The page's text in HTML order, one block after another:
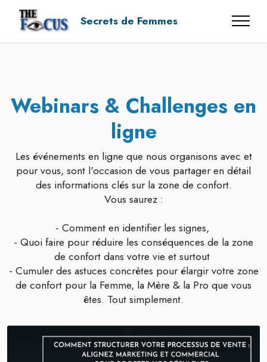
Secrets de Femmes
Webinars & Challenges en
ligne
Les événements en ligne que nous organisons avec et
pour vous, sont l'occasion de vous partager en détail
des informations clés sur la zone de confort.
Vous saurez :
- Comment en identifier les signes,
- Quoi faire pour réduire les conséquences de la zone
de confort dans votre vie et surtout
- Cumuler des astuces concrètes pour élargir votre zone
de confort pour la Femme, la Mère & la Pro que vous
êtes. Tout simplement.